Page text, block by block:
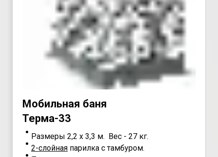
Мoбильная бaня
Teрмa-33
Размеры 2,2 х 3,3 м. Вес - 27 кг.
2-слойная парилка с тамбуром.